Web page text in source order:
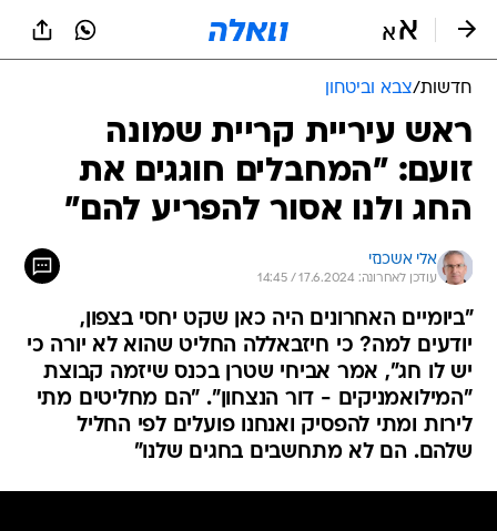
חדשות/צבא וביטחון
ראש עיריית קריית שמונה
זועם: "המחבלים חוגגים את
החג ולנו אסור להפריע להם"
אלי אשכנזי
עודכן לאחרונה: 17.6.2024 / 14:45
"ביומיים האחרונים היה כאן שקט יחסי בצפון,
יודעים למה? כי חיזבאללה החליט שהוא לא יורה כי
יש לו חג", אמר אביחי שטרן בכנס שיזמה קבוצת
"המילואמניקים - דור הנצחון". "הם מחליטים מתי
לירות ומתי להפסיק ואנחנו פועלים לפי החליל
שלהם. הם לא מתחשבים בחגים שלנו"